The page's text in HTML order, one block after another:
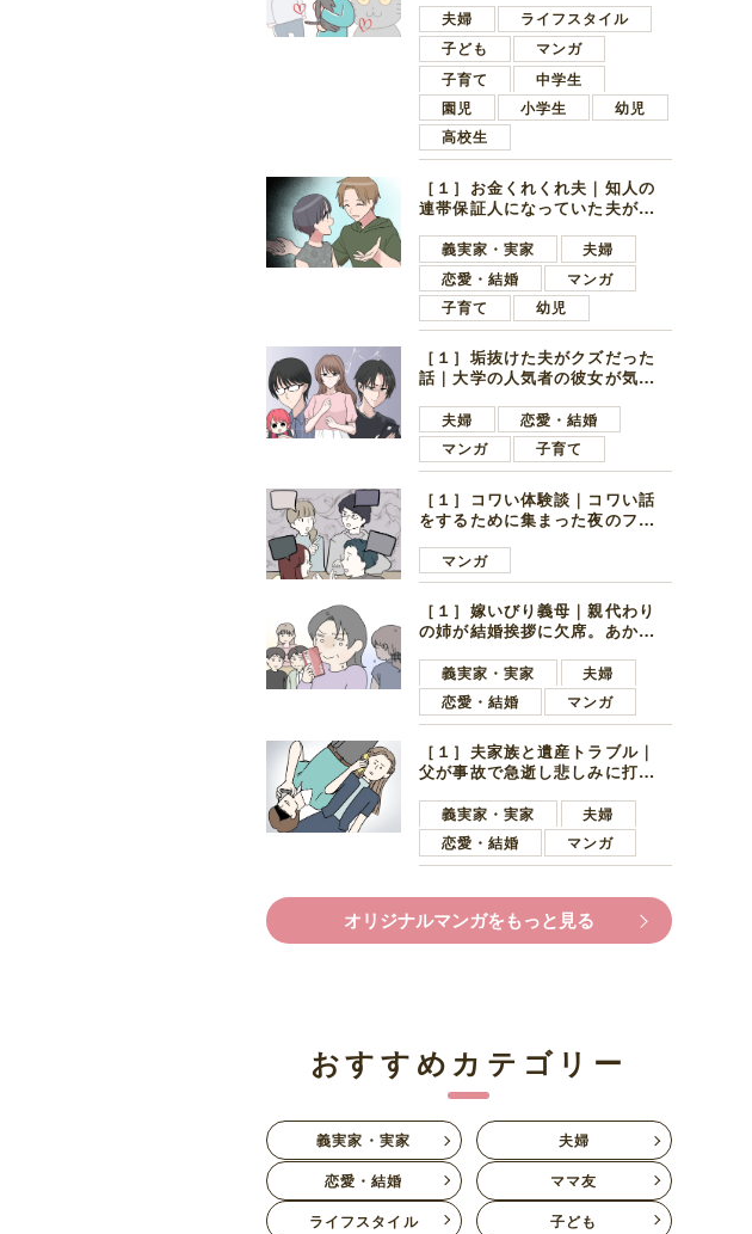
夫婦
ライフスタイル
子ども
マンガ
子育て
中学生
園児
小学生
幼児
高校生
［１］お金くれくれ夫｜知人の
連帯保証人になっていた夫が家
言ってきた
義実家・実家
夫婦
恋愛・結婚
マンガ
子育て
幼児
［１］垢抜けた夫がクズだった
話｜大学の人気者の彼女が気に
子学生
夫婦
恋愛・結婚
マンガ
子育て
［１］コワい体験談｜コワい話
をするために集まった夜のファ
好きの男の子ママ
マンガ
［１］嫁いびり義母｜親代わり
の姉が結婚挨拶に欠席。あから
義実家・実家
夫婦
恋愛・結婚
マンガ
［１］夫家族と遺産トラブル｜
父が事故で急逝し悲しみに打ち
ます夫
義実家・実家
夫婦
恋愛・結婚
マンガ
オリジナルマンガをもっと見る
おすすめカテゴリー
義実家・実家
夫婦
恋愛・結婚
ママ友
ライフスタイル
子ども